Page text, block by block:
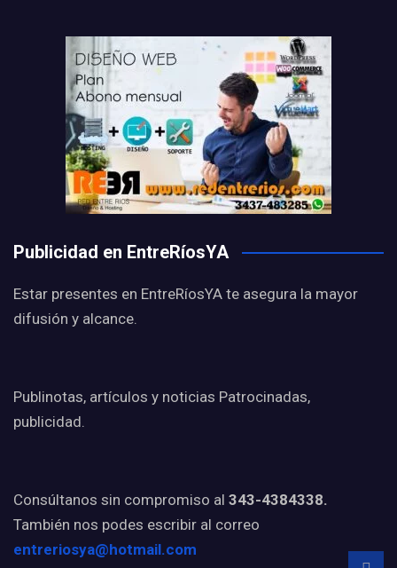
Publicidad en EntreRíosYA
Estar presentes en EntreRíosYA te asegura la mayor
difusión y alcance.
Publinotas, artículos y noticias Patrocinadas,
publicidad.
Consúltanos sin compromiso al 343-4384338.
También nos podes escribir al correo
entreriosya@hotmail.com